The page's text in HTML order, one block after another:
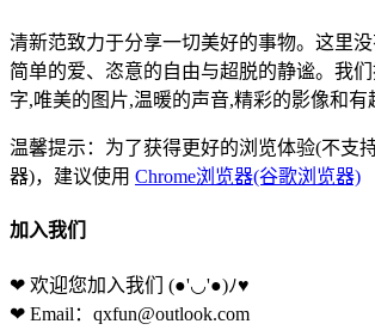
清新范致力于分享一切美好的事物。这里
简单的爱、恣意的自由与超脱的静谧。我
字,唯美的图片,温暖的声音,精彩的影像和有
温馨提示：为了获得更好的浏览体验(不支
器)，建议使用 Chrome浏览器(谷歌浏览器)
加入我们
❤ 欢迎您加入我们 (●'◡'●)ﾉ♥
❤ Email：qxfun@outlook.com